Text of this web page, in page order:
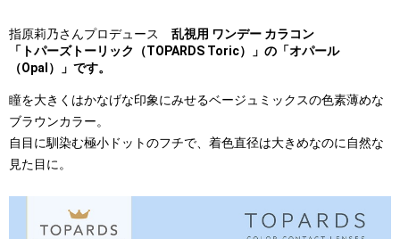
指原莉乃さんプロデュース 乱視用 ワンデー カラコン
「トパーズトーリック（TOPARDS Toric）」の 「オパール
（Opal）」です。
瞳を大きくはかなげな印象にみせるベージュミックスの色素薄めな
ブラウンカラー。
自目に馴染む極小ドットのフチで、着色直径は大きめなのに自然な
見た目に。